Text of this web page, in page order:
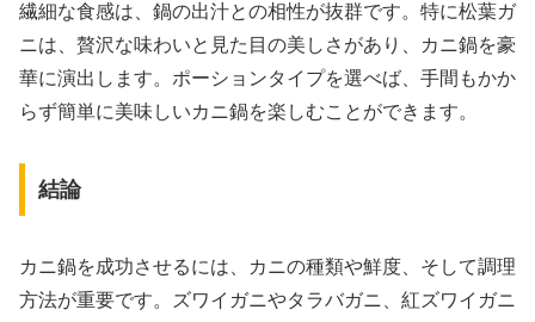
繊細な食感は、鍋の出汁との相性が抜群です。特に松葉ガ
ニは、贅沢な味わいと見た目の美しさがあり、カニ鍋を豪
華に演出します。ポーションタイプを選べば、手間もかか
らず簡単に美味しいカニ鍋を楽しむことができます。
結論
カニ鍋を成功させるには、カニの種類や鮮度、そして調理
方法が重要です。ズワイガニやタラバガニ、紅ズワイガニ